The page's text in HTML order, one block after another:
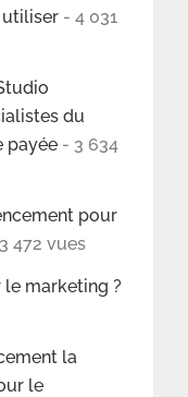
- 4 031
du
payée - 3 634
pour
472 vues
le marketing ?
la
le